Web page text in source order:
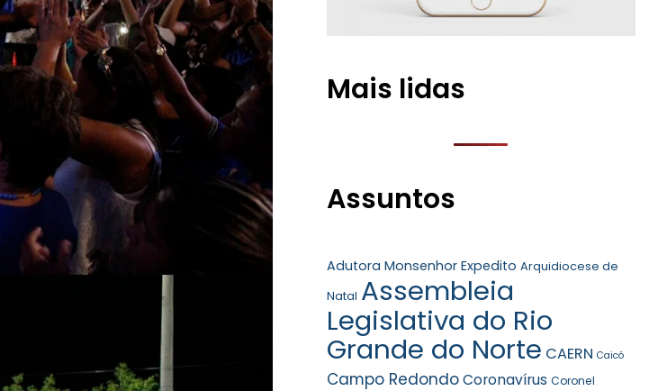
Mais lidas
Assuntos
Adutora Monsenhor Expedito Arquidiocese de
Natal Assembleia
Legislativa do Rio
Grande do Norte CAERN Caicó
Campo Redondo Coronavírus Coronel